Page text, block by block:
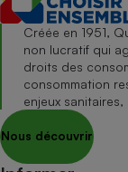
Créée en 1951,
non lucratif qui
droits des
consommation
enjeux
Nous découvrir